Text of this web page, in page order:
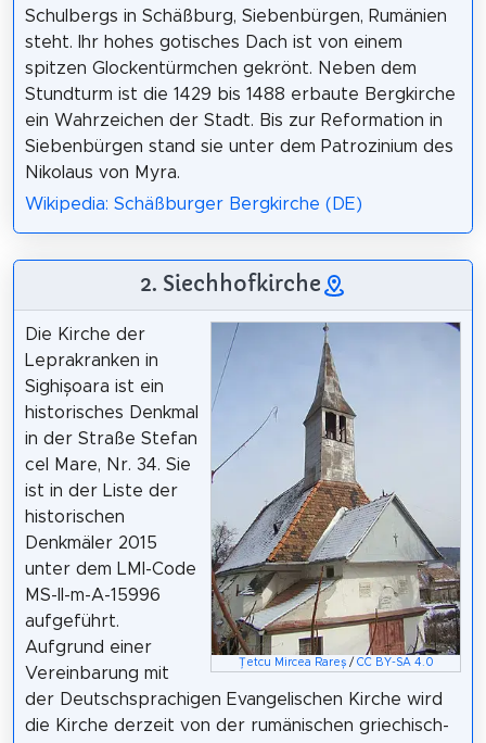
Schulbergs in Schäßburg, Siebenbürgen, Rumänien
steht. Ihr hohes gotisches Dach ist von einem
spitzen Glockentürmchen gekrönt. Neben dem
Stundturm ist die 1429 bis 1488 erbaute Bergkirche
ein Wahrzeichen der Stadt. Bis zur Reformation in
Siebenbürgen stand sie unter dem Patrozinium des
Nikolaus von Myra.
Wikipedia: Schäßburger Bergkirche (DE)
2. Siechhofkirche
Țetcu Mircea Rareș/ CC BY-SA 4.0
Die Kirche der
Leprakranken in
Sighișoara ist ein
historisches Denkmal
in der Straße Stefan
cel Mare, Nr. 34. Sie
ist in der Liste der
historischen
Denkmäler 2015
unter dem LMI-Code
MS-II-m-A-15996
aufgeführt.
Aufgrund einer
Vereinbarung mit
der Deutschsprachigen Evangelischen Kirche wird
die Kirche derzeit von der rumänischen griechisch-